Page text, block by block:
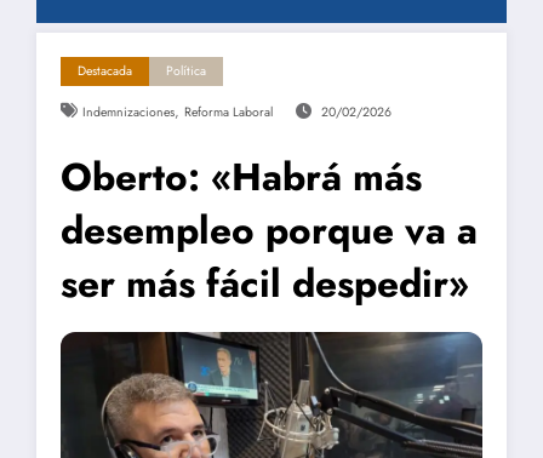
Destacada Política
Indemnizaciones, Reforma Laboral 20/02/2026
Oberto: «Habrá más
desempleo porque va a
ser más fácil despedir»